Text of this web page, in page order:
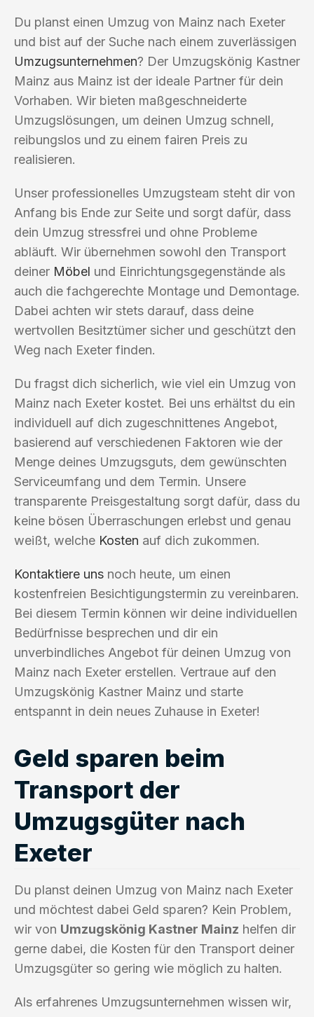
Du planst einen Umzug von Mainz nach Exeter
und bist auf der Suche nach einem zuverlässigen
Umzugsunternehmen? Der Umzugskönig Kastner
Mainz aus Mainz ist der ideale Partner für dein
Vorhaben. Wir bieten maßgeschneiderte
Umzugslösungen, um deinen Umzug schnell,
reibungslos und zu einem fairen Preis zu
realisieren.
Unser professionelles Umzugsteam steht dir von
Anfang bis Ende zur Seite und sorgt dafür, dass
dein Umzug stressfrei und ohne Probleme
abläuft. Wir übernehmen sowohl den Transport
deiner Möbel und Einrichtungsgegenstände als
auch die fachgerechte Montage und Demontage.
Dabei achten wir stets darauf, dass deine
wertvollen Besitztümer sicher und geschützt den
Weg nach Exeter finden.
Du fragst dich sicherlich, wie viel ein Umzug von
Mainz nach Exeter kostet. Bei uns erhältst du ein
individuell auf dich zugeschnittenes Angebot,
basierend auf verschiedenen Faktoren wie der
Menge deines Umzugsguts, dem gewünschten
Serviceumfang und dem Termin. Unsere
transparente Preisgestaltung sorgt dafür, dass du
keine bösen Überraschungen erlebst und genau
weißt, welche Kosten auf dich zukommen.
Kontaktiere uns noch heute, um einen
kostenfreien Besichtigungstermin zu vereinbaren.
Bei diesem Termin können wir deine individuellen
Bedürfnisse besprechen und dir ein
unverbindliches Angebot für deinen Umzug von
Mainz nach Exeter erstellen. Vertraue auf den
Umzugskönig Kastner Mainz und starte
entspannt in dein neues Zuhause in Exeter!
Geld sparen beim
Transport der
Umzugsgüter nach
Exeter
Du planst deinen Umzug von Mainz nach Exeter
und möchtest dabei Geld sparen? Kein Problem,
wir von Umzugskönig Kastner Mainz helfen dir
gerne dabei, die Kosten für den Transport deiner
Umzugsgüter so gering wie möglich zu halten.
Als erfahrenes Umzugsunternehmen wissen wir,